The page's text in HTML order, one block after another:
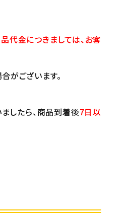
代金につきましては、お客
がございます。
したら、商品到着後7日以